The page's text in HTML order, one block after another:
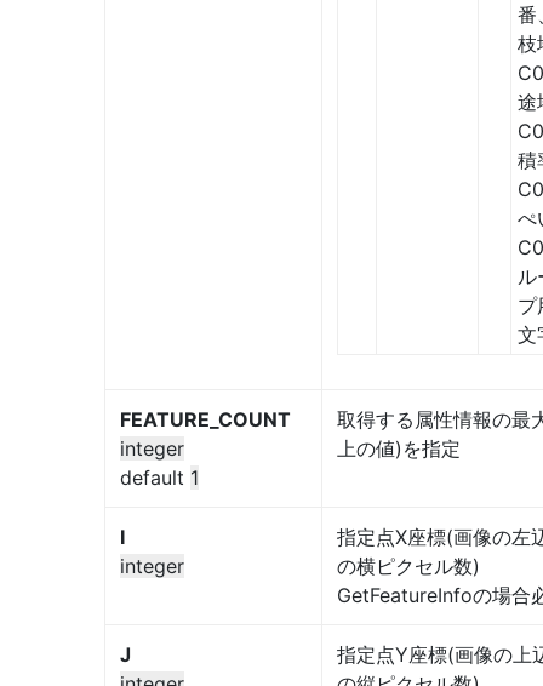
番
枝
途
積
ぺ
ル
プ
文
FEATURE_COUNT
integer
default 1
取得する属性情報の最
上の値)を指定
I
integer
指定点X座標(画像の左
の横ピクセル数)
GetFeatureInfoの場合
J
指定点Y座標(画像の上